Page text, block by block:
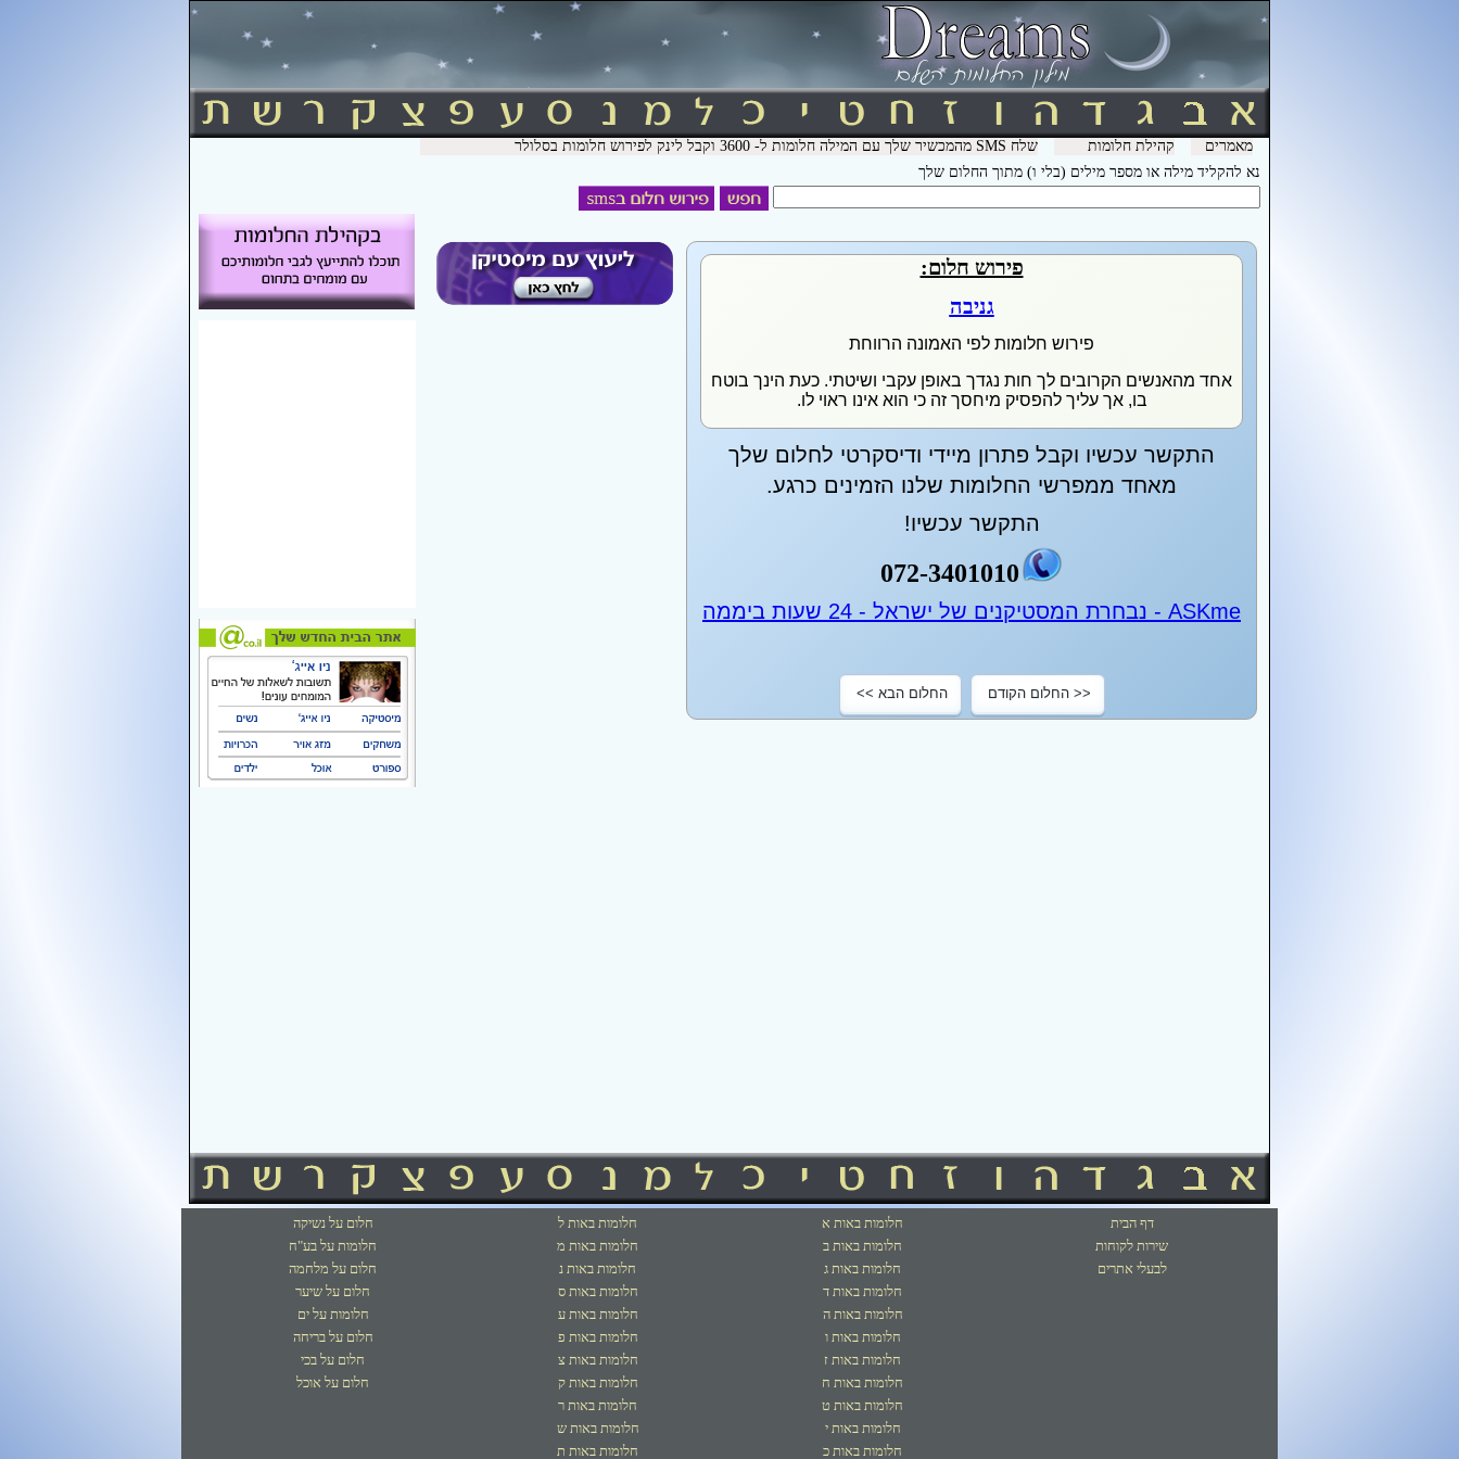
מאמרים קהילת חלומות
שלח SMS מהמכשיר שלך עם המילה חלומות ל- 3600 וקבל לינק לפירוש חלומות בסלולר
נא להקליד מילה או מספר מילים (בלי ו) מתוך החלום שלך
פירוש חלום:
גניבה
פירוש חלומות לפי האמונה הרווחת
אחד מהאנשים הקרובים לך חות נגדך באופן עקבי ושיטתי. כעת הינך בוטח
בו, אך עליך להפסיק מיחסך זה כי הוא אינו ראוי לו.
התקשר עכשיו וקבל פתרון מיידי ודיסקרטי לחלום שלך
מאחד ממפרשי החלומות שלנו הזמינים כרגע.
התקשר עכשיו!
072-3401010
ASKme - נבחרת המסטיקנים של ישראל - 24 שעות ביממה
<< החלום הקודם החלום הבא >>
דף הבית
שירות לקוחות
לבעלי אתרים
חלומות באות א
חלומות באות ב
חלומות באות ג
חלומות באות ד
חלומות באות ה
חלומות באות ו
חלומות באות ז
חלומות באות ח
חלומות באות ט
חלומות באות י
חלומות באות כ
חלומות באות ל
חלומות באות מ
חלומות באות נ
חלומות באות ס
חלומות באות ע
חלומות באות פ
חלומות באות צ
חלומות באות ק
חלומות באות ר
חלומות באות ש
חלומות באות ת
חלום על נשיקה
חלומות על בע"ח
חלום על מלחמה
חלום על שיער
חלומות על ים
חלום על בריחה
חלום על בכי
חלום על אוכל